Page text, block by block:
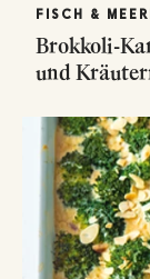
FISCH &
Brokkoli-
und